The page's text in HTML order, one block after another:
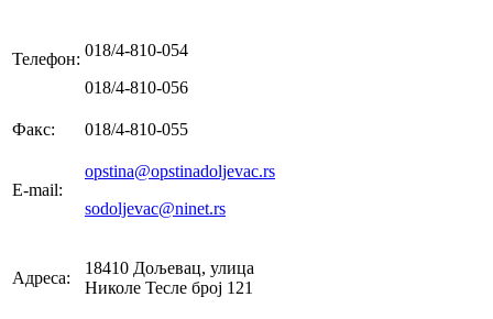
Телефон: 018/4-810-054
018/4-810-056
Факс: 018/4-810-055
E-mail:
opstina@opstinadoljevac.rs
sodoljevac@ninet.rs
Адреса:
18410 Дољевац, улица
Николе Тесле број 121